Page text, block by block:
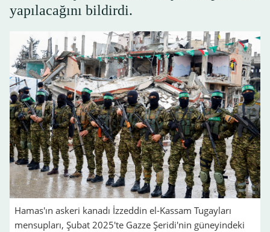
yapılacağını bildirdi.
Hamas'ın askeri kanadı İzzeddin el-Kassam Tugayları
mensupları, Şubat 2025'te Gazze Şeridi'nin güneyindeki